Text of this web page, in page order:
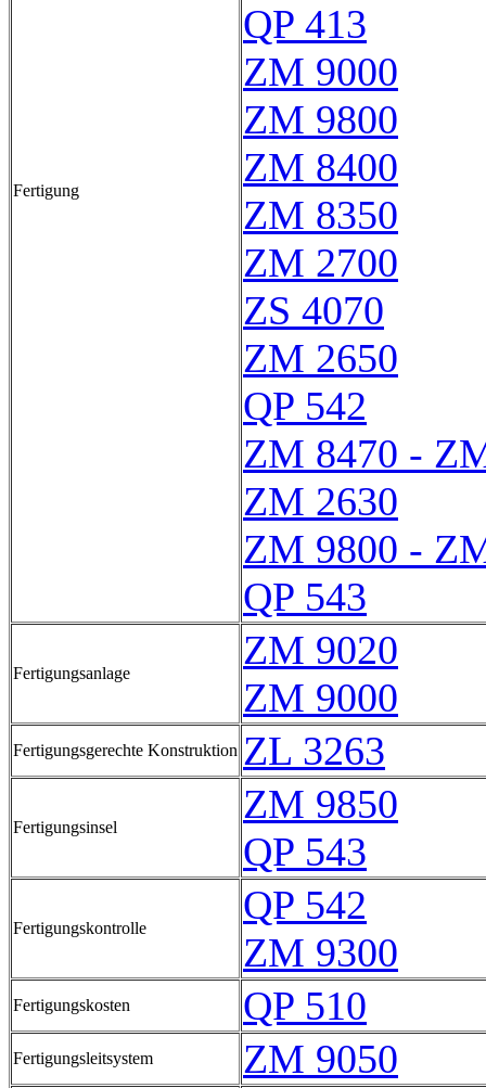
Fertigung
QP 413
ZM 9000
ZM 9800
ZM 8400
ZM 8350
ZM 2700
ZS 4070
ZM 2650
QP 542
ZM 8470 -
ZM 2630
ZM 9800 -
QP 543
Fertigungsanlage
ZM 9020
ZM 9000
Fertigungsgerechte Konstruktion ZL 3263
Fertigungsinsel
ZM 9850
QP 543
Fertigungskontrolle
QP 542
ZM 9300
Fertigungskosten QP 510
Fertigungsleitsystem ZM 9050